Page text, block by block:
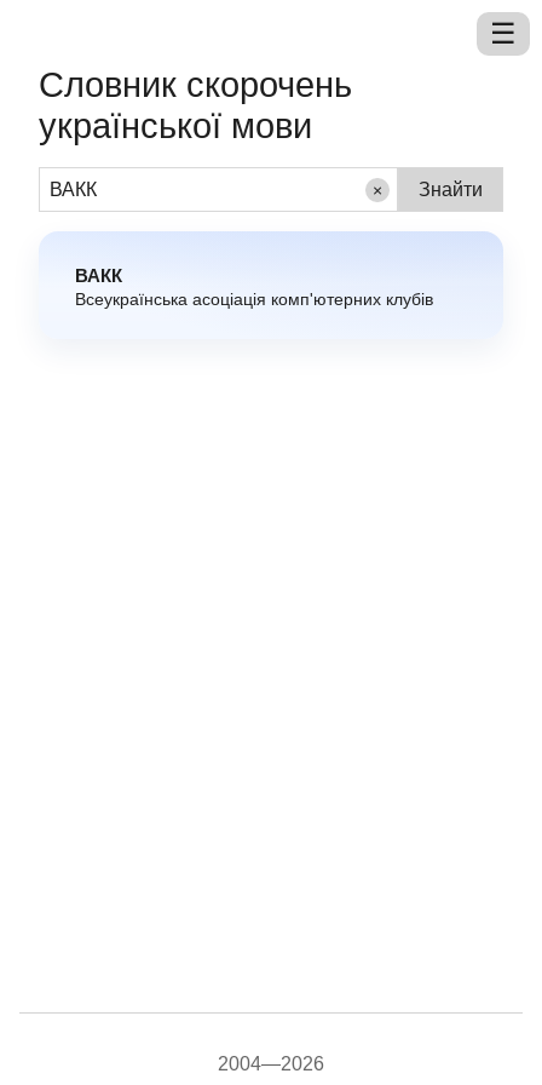
Словник скорочень
української мови
×
ВАКК
Всеукраїнська асоціація комп'ютерних клубів
2004—2026